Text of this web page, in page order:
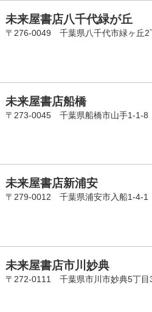
未来屋書店八千代緑が丘
〒276-0049 千葉県八千代市緑ヶ丘2
未来屋書店船橋
〒273-0045 千葉県船橋市山手1-1-8
未来屋書店新浦安
〒279-0012 千葉県浦安市入船1-4-1
未来屋書店市川妙典
〒272-0111 千葉県市川市妙典5丁目